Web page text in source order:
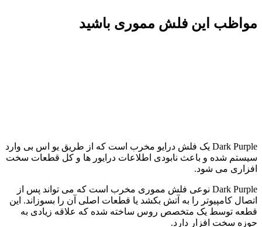
مواظب این فلش مموری باشید
Dark Purple یک فلش درایو مخرب است که از طریق یو اس بی وارد
سیستم شده و باعث نابودی اطلاعات درایور ها و کل قطعات سخت
افزاری می شود.
Dark Purple نوعی فلش ‌مموری مخرب است که می ‌تواند پس از
اتصال کامپیوتر را به ‌آتش بکشد یا قطعات اصلی آن را بسوزاند. این
قطعه توسط یک متخصص روس ساخته شده که علاقه زیادی به
حوزه سخت ‌افزار دارد.